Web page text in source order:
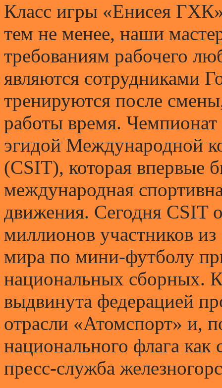
Класс игры «Енисея
тем не менее, наши
требованиям рабочего
являются сотрудниками
тренируются после
работы время.
эгидой Международной
(CSIT), которая впервые
международная
движения. Сегодня CSIT
миллионов участников
мира по мини-футболу
национальных сборных.
выдвинута федерацией
отрасли «Атомспорт» и,
национального флага
пресс-служба